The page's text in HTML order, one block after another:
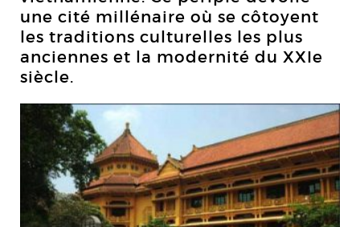
une cité millénaire où se côtoyent
les traditions culturelles les plus
anciennes et la modernité du XXIe
siècle.